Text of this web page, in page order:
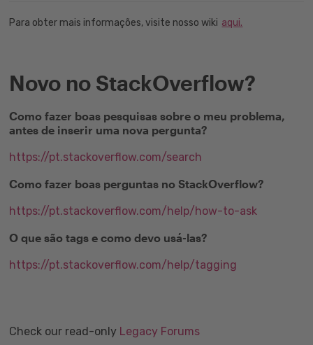
Para obter mais informações, visite nosso wiki aqui.
Novo no StackOverflow?
Como fazer boas pesquisas sobre o meu problema,
antes de inserir uma nova pergunta?
https://pt.stackoverflow.com/search
Como fazer boas perguntas no StackOverflow?
https://pt.stackoverflow.com/help/how-to-ask
O que são tags e como devo usá-las?
https://pt.stackoverflow.com/help/tagging
Check our read-only Legacy Forums